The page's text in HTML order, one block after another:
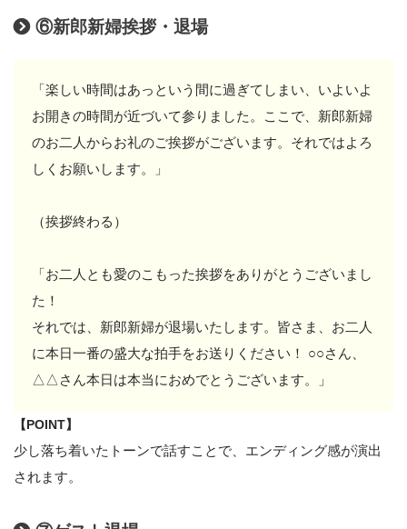
⑥新郎新婦挨拶・退場
「楽しい時間はあっという間に過ぎてしまい、いよいよ
お開きの時間が近づいて参りました。ここで、新郎新婦
のお二人からお礼のご挨拶がございます。それではよろ
しくお願いします。」
（挨拶終わる）
「お二人とも愛のこもった挨拶をありがとうございまし
た！
それでは、新郎新婦が退場いたします。皆さま、お二人
に本日一番の盛大な拍手をお送りください！ ○○さん、
△△さん本日は本当におめでとうございます。」
【POINT】
少し落ち着いたトーンで話すことで、エンディング感が演出
されます。